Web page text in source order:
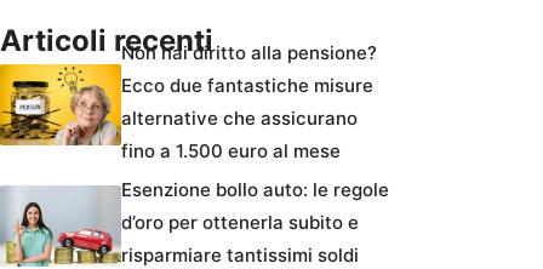
Articoli recentiNon hai diritto alla pensione?
Ecco due fantastiche misure
alternative che assicurano
fino a 1.500 euro al mese
Esenzione bollo auto: le regole
d’oro per ottenerla subito e
risparmiare tantissimi soldi